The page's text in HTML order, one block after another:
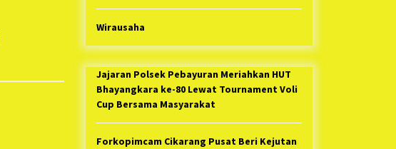
Wirausaha
Jajaran Polsek Pebayuran Meriahkan HUT
Bhayangkara ke-80 Lewat Tournament Voli
Cup Bersama Masyarakat
Forkopimcam Cikarang Pusat Beri Kejutan